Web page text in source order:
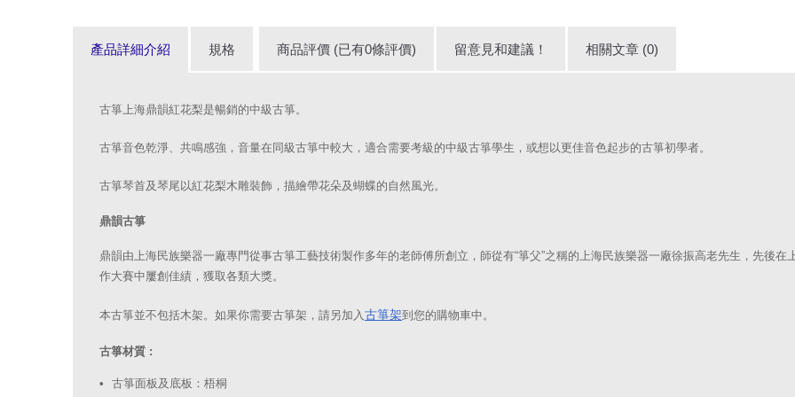
產品詳細介紹 規格 商品評價 (已有0條評價) 留意見和建議！ 相關文章 (0)
古箏上海鼎韻紅花梨是暢銷的中級古箏。
古箏音色乾淨、共鳴感強，音量在同級古箏中較大，適合需要考級的中級古箏學生，或想以更佳音色起步的古箏初學者。
古箏琴首及琴尾以紅花梨木雕裝飾，描繪帶花朵及蝴蝶的自然風光。
鼎韻古箏
鼎韻由上海民族樂器一廠專門從事古箏工藝技術製作多年的老師傅所創立，師從有“箏父”之稱的上海民族樂器一廠徐振高老先生，先後在
作大賽中屢創佳績，獲取各類大獎。
本古箏並不包括木架。如果你需要古箏架，請另加入 古箏架到您的購物車中。
古箏材質 :
古箏面板及底板：梧桐